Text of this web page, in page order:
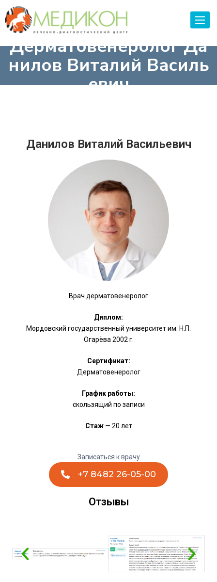
Toggle
Дерматовенеролог Да
нилов Виталий Василь
евич
Данилов Виталий Васильевич
Врач дерматовенеролог
Диплом:
Мордовский государственный университет им. Н.П.
Огарёва 2002 г.
Сертификат:
Дерматовенеролог
График работы:
скользящий по записи
Стаж— 20 лет
Записаться к врачу
+7 8482 26-05-00
Отзывы